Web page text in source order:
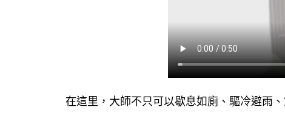
在這里，大師不只可以歇息如廁、驅冷避雨